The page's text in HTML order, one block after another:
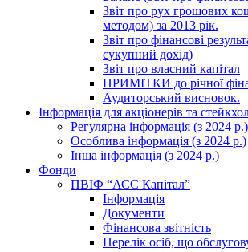
Звіт про рух грошових
методом) за 2013 рік.
Звіт про фінансові
сукупний дохід)
Звіт про власний капітал
ПРИМІТКИ до річної
Аудиторський висновок.
Інформація для акціонерів та
Регулярна інформація (з 2024 р.)
Особлива інформація (з 2024 р.)
Інша інформація (з 2024 р.)
Фонди
ПВІФ “АСС Капітал”
Інформація
Документи
Фінансова звітність
Перелік осіб, що